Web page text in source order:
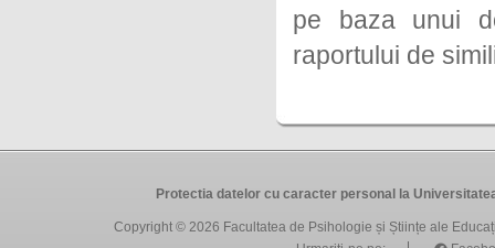
pe baza unui
raportului de
Protectia datelor cu caracter personal la
Copyright © 2026 Facultatea de Psihologie și Științe ale